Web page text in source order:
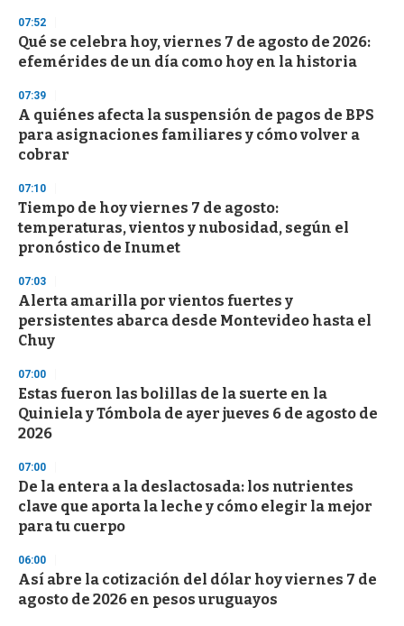
s
e
c
o
d
s
07:52
Qué se celebra hoy, viernes 7 de agosto de 2026:
efemérides de un día como hoy en la historia
07:39
A quiénes afecta la suspensión de pagos de BPS
para asignaciones familiares y cómo volver a
cobrar
07:10
Tiempo de hoy viernes 7 de agosto:
temperaturas, vientos y nubosidad, según el
pronóstico de Inumet
07:03
Alerta amarilla por vientos fuertes y
persistentes abarca desde Montevideo hasta el
Chuy
07:00
Estas fueron las bolillas de la suerte en la
Quiniela y Tómbola de ayer jueves 6 de agosto de
2026
07:00
De la entera a la deslactosada: los nutrientes
clave que aporta la leche y cómo elegir la mejor
para tu cuerpo
06:00
Así abre la cotización del dólar hoy viernes 7 de
agosto de 2026 en pesos uruguayos